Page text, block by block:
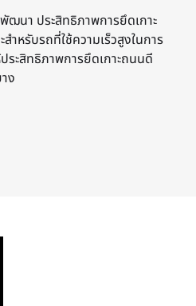
ฒนา ประสิทธิภาพการยึดเกาะ
หรับรถที่ใช้ความเร็วสูงในการ
ะสิทธิภาพการยึดเกาะถนนดี
ง